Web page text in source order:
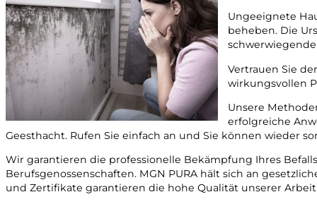
Ungeeignete
beheben. Die
Vertrauen Sie
wirkungsvollen
Unsere
erfolgreiche
Geesthacht. Rufen Sie einfach an und Sie können wieder
Wir garantieren die professionelle Bekämpfung Ihres
Berufsgenossenschaften. MGN PURA hält sich an
und Zertifikate garantieren die hohe Qualität unserer